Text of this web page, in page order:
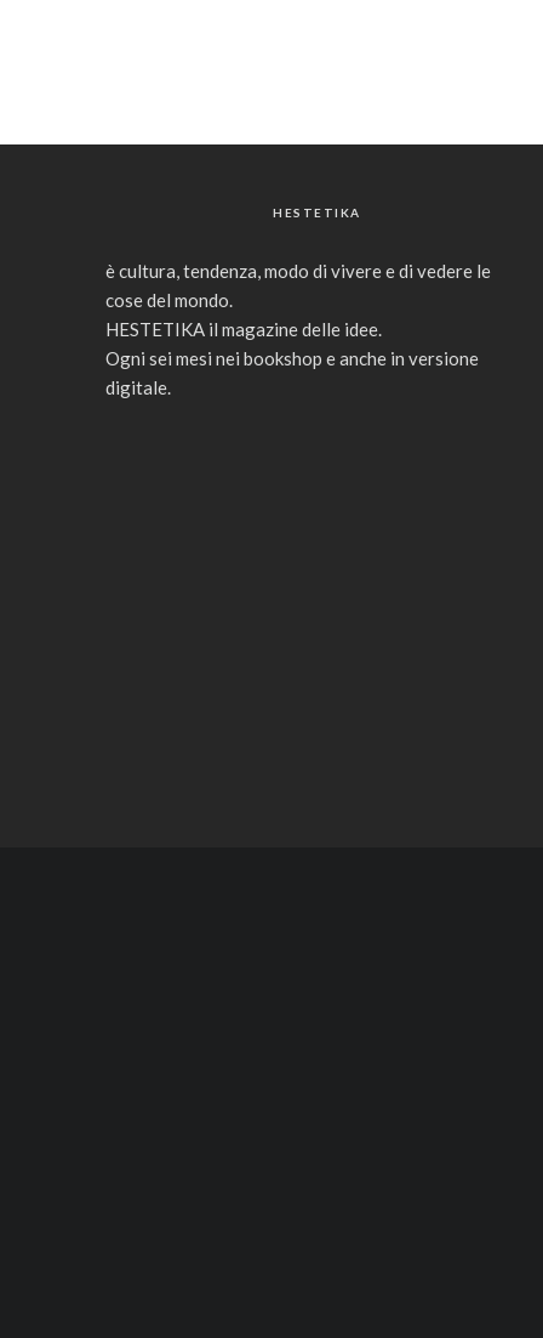
HESTETIKA
è cultura, tendenza, modo di vivere e di vedere le
cose del mondo.
HESTETIKA il magazine delle idee.
Ogni sei mesi nei bookshop e anche in versione
digitale.